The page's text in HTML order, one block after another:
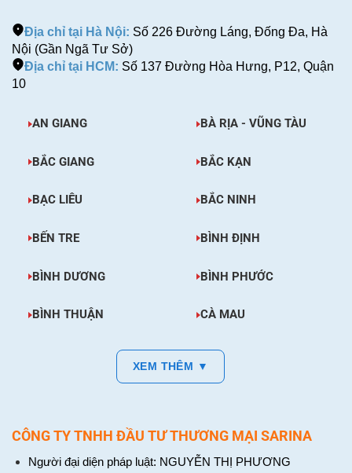
Địa chỉ tại Hà Nội: Số 226 Đường Láng, Đống Đa, Hà
Nội (Gần Ngã Tư Sở)
Địa chỉ tại HCM: Số 137 Đường Hòa Hưng, P12, Quận
10
AN GIANG BÀ RỊA - VŨNG TÀU
BẮC GIANG BẮC KẠN
BẠC LIÊU BẮC NINH
BẾN TRE BÌNH ĐỊNH
BÌNH DƯƠNG BÌNH PHƯỚC
BÌNH THUẬN CÀ MAU
XEM THÊM ▼
CÔNG TY TNHH ĐẦU TƯ THƯƠNG MẠI SARINA
Người đại diện pháp luật: NGUYỄN THỊ PHƯƠNG